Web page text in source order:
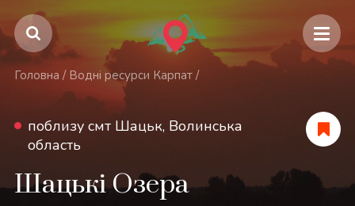
Головна / Водні ресурси Карпат /
поблизу смт Шацьк, Волинська
область
Шацькі Озера